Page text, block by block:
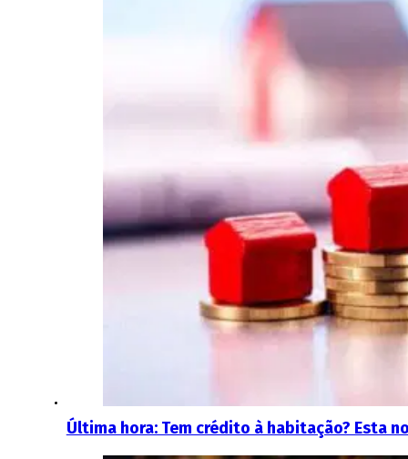
Última hora: Tem crédito à habitação? Esta